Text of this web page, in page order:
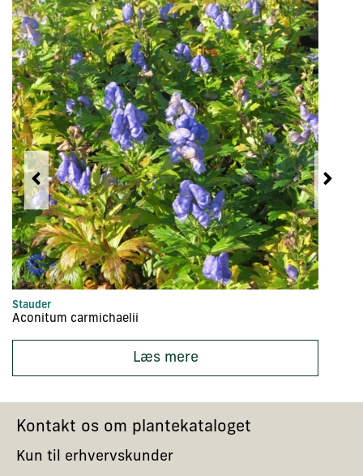
Stauder
Aconitum carmichaelii
Læs mere
Kontakt os om plantekataloget
Kun til erhvervskunder